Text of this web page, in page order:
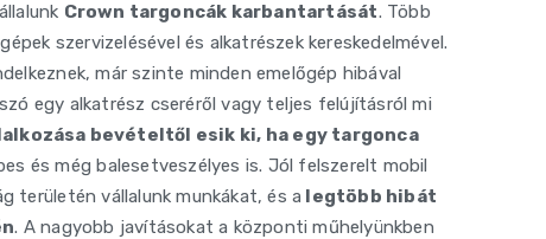
Crown targoncák karbantartását. Több
szervizelésével és alkatrészek kereskedelmével.
már szinte minden emelőgép hibával
egy alkatrész cseréről vagy teljes felújításról mi
bevételtől esik ki, ha egy targonca
és még balesetveszélyes is. Jól felszerelt mobil
területén vállalunk munkákat, és a legtöbb hibát
. A nagyobb javításokat a központi műhelyünkben